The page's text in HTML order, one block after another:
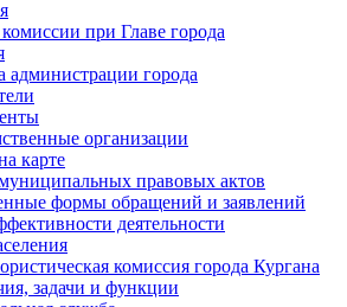
при Главе города
администрации города
организации
карте
правовых актов
формы обращений и заявлений
деятельности
комиссия города Кургана
задачи и функции